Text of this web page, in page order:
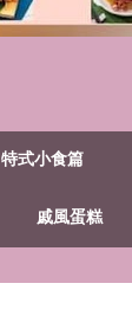
特式小食篇
戚風蛋糕